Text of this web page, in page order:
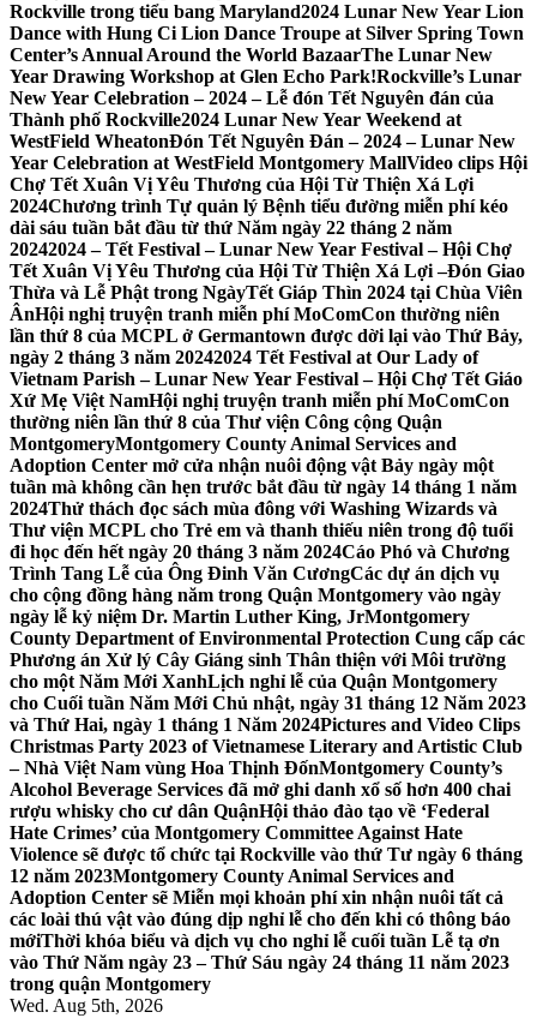
Rockville trong tiểu bang Maryland2024 Lunar New Year Lion
Dance with Hung Ci Lion Dance Troupe at Silver Spring Town
Center’s Annual Around the World BazaarThe Lunar New
Year Drawing Workshop at Glen Echo Park!Rockville’s Lunar
New Year Celebration – 2024 – Lễ đón Tết Nguyên đán của
Thành phố Rockville2024 Lunar New Year Weekend at
WestField WheatonĐón Tết Nguyên Đán – 2024 – Lunar New
Year Celebration at WestField Montgomery MallVideo clips Hội
Chợ Tết Xuân Vị Yêu Thương của Hội Từ Thiện Xá Lợi
2024Chương trình Tự quản lý Bệnh tiểu đường miễn phí kéo
dài sáu tuần bắt đầu từ thứ Năm ngày 22 tháng 2 năm
20242024 – Tết Festival – Lunar New Year Festival – Hội Chợ
Tết Xuân Vị Yêu Thương của Hội Từ Thiện Xá Lợi –Đón Giao
Thừa và Lễ Phật trong NgàyTết Giáp Thìn 2024 tại Chùa Viên
ÂnHội nghị truyện tranh miễn phí MoComCon thường niên
lần thứ 8 của MCPL ở Germantown được dời lại vào Thứ Bảy,
ngày 2 tháng 3 năm 20242024 Tết Festival at Our Lady of
Vietnam Parish – Lunar New Year Festival – Hội Chợ Tết Giáo
Xứ Mẹ Việt NamHội nghị truyện tranh miễn phí MoComCon
thường niên lần thứ 8 của Thư viện Công cộng Quận
MontgomeryMontgomery County Animal Services and
Adoption Center mở cửa nhận nuôi động vật Bảy ngày một
tuần mà không cần hẹn trước bắt đầu từ ngày 14 tháng 1 năm
2024Thử thách đọc sách mùa đông với Washing Wizards và
Thư viện MCPL cho Trẻ em và thanh thiếu niên trong độ tuổi
đi học đến hết ngày 20 tháng 3 năm 2024Cáo Phó và Chương
Trình Tang Lễ của Ông Đinh Văn CươngCác dự án dịch vụ
cho cộng đồng hàng năm trong Quận Montgomery vào ngày
ngày lễ kỷ niệm Dr. Martin Luther King, JrMontgomery
County Department of Environmental Protection Cung cấp các
Phương án Xử lý Cây Giáng sinh Thân thiện với Môi trường
cho một Năm Mới XanhLịch nghỉ lễ của Quận Montgomery
cho Cuối tuần Năm Mới Chủ nhật, ngày 31 tháng 12 Năm 2023
và Thứ Hai, ngày 1 tháng 1 Năm 2024Pictures and Video Clips
Christmas Party 2023 of Vietnamese Literary and Artistic Club
– Nhà Việt Nam vùng Hoa Thịnh ĐốnMontgomery County’s
Alcohol Beverage Services đã mở ghi danh xổ số hơn 400 chai
rượu whisky cho cư dân QuậnHội thảo đào tạo về ‘Federal
Hate Crimes’ của Montgomery Committee Against Hate
Violence sẽ được tổ chức tại Rockville vào thứ Tư ngày 6 tháng
12 năm 2023Montgomery County Animal Services and
Adoption Center sẽ Miễn mọi khoản phí xin nhận nuôi tất cả
các loài thú vật vào đúng dịp nghỉ lễ cho đến khi có thông báo
mớiThời khóa biểu và dịch vụ cho nghỉ lễ cuối tuần Lễ tạ ơn
vào Thứ Năm ngày 23 – Thứ Sáu ngày 24 tháng 11 năm 2023
trong quận Montgomery
Wed. Aug 5th, 2026